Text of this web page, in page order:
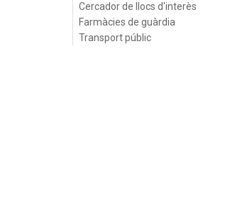
Cercador de llocs d'interès
Farmàcies de guàrdia
Transport públic